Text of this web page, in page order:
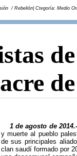
/ Rebelión| Ctegoría: Medio
de
1 de agosto de
y muerte al pueblo
de sus principales
clan saudí formado por